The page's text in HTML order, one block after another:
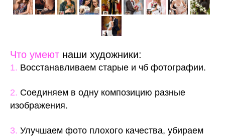
Что умеют наши художники:
1. Восстанавливаем старые и чб фотографии.
2. Соединяем в одну композицию разные
изображения.
3. Улучшаем фото плохого качества, убираем